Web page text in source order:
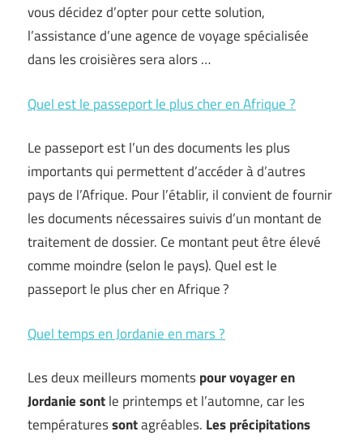
vous décidez d’opter pour cette solution,
l’assistance d’une agence de voyage spécialisée
dans les croisières sera alors …
Quel est le passeport le plus cher en Afrique ?
Le passeport est l’un des documents les plus
importants qui permettent d’accéder à d’autres
pays de l’Afrique. Pour l’établir, il convient de fournir
les documents nécessaires suivis d’un montant de
traitement de dossier. Ce montant peut être élevé
comme moindre (selon le pays). Quel est le
passeport le plus cher en Afrique ?
Quel temps en Jordanie en mars ?
Les deux meilleurs momentspour voyager en
Jordanie sontle printemps et l’automne, car les
températuressontagréables. Les précipitations